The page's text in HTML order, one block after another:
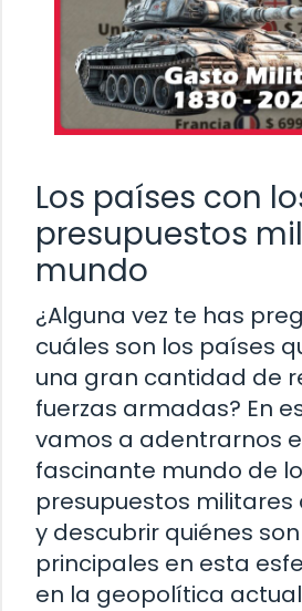
Los países con
presupuestos
mundo
¿Alguna vez te has
cuáles son los países
una gran cantidad de
fuerzas armadas? En
vamos a adentrarnos
fascinante mundo de
presupuestos militares
y descubrir quiénes
principales en esta
en la geopolítica